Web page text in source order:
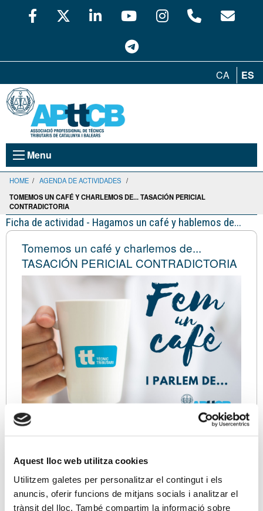
Aquest lloc web utilitza cookies
Utilitzem galetes per personalitzar el contingut i els
anuncis, oferir funcions de mitjans socials i analitzar el
trànsit del lloc. També compartim la informació sobre
CA ES
Menu
HOME / AGENDA DE ACTIVIDADES /
TOMEMOS UN CAFÉ Y CHARLEMOS DE... TASACIÓN PERICIAL
CONTRADICTORIA
Ficha de actividad - Hagamos un café y hablemos de...
Tomemos un café y charlemos de...
TASACIÓN PERICIAL CONTRADICTORIA
03-05-2024
PLATAFORMA ZOOM
Con inscripción de pago
Modalidad virtual